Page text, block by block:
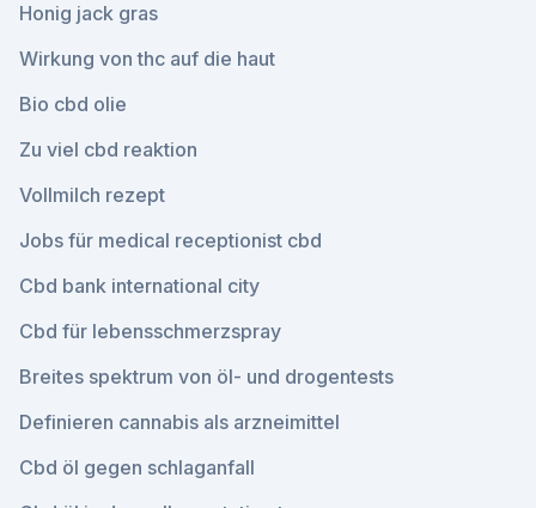
Honig jack gras
Wirkung von thc auf die haut
Bio cbd olie
Zu viel cbd reaktion
Vollmilch rezept
Jobs für medical receptionist cbd
Cbd bank international city
Cbd für lebensschmerzspray
Breites spektrum von öl- und drogentests
Definieren cannabis als arzneimittel
Cbd öl gegen schlaganfall